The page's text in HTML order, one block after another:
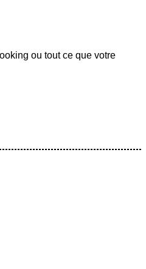
ou tout ce que votre